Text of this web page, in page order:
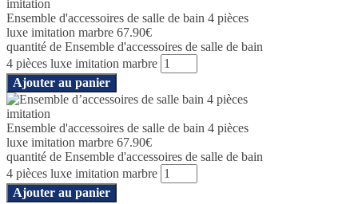
Ensemble d'accessoires de salle de bain 4 pièces
luxe imitation marbre 67.90€
quantité de Ensemble d'accessoires de salle de bain
4 pièces luxe imitation marbre
Ajouter au panier
Ensemble d'accessoires de salle de bain 4 pièces
luxe imitation marbre 67.90€
quantité de Ensemble d'accessoires de salle de bain
4 pièces luxe imitation marbre
Ajouter au panier